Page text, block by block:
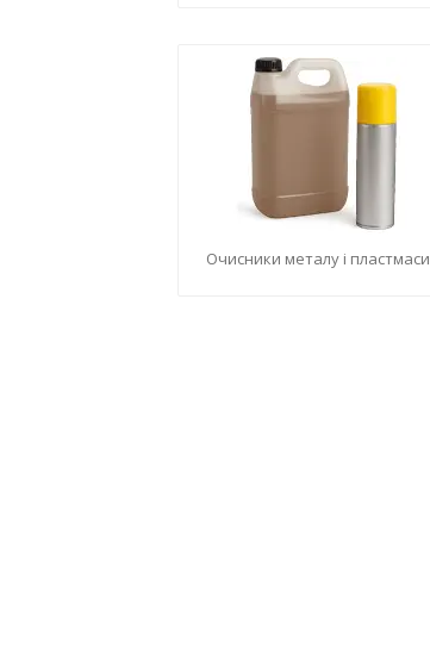
Очисники металу і пластмаси